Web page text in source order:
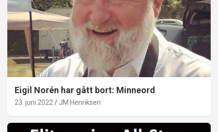
Eigil Norén har gått bort: Minneord
23. juni 2022 JM Henriksen